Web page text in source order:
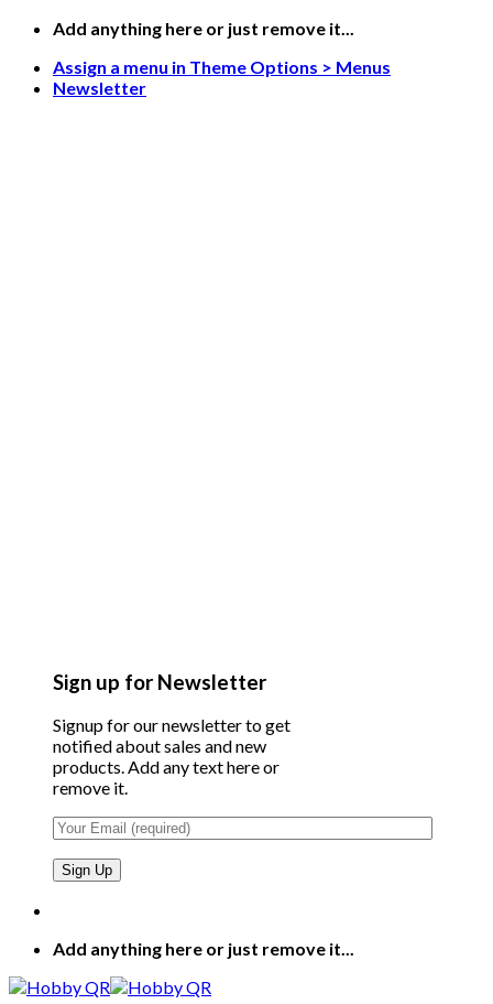
Skip
content
Add anything here or just remove it...
Assign a menu in Theme Options > Menus
Newsletter
Sign up for Newsletter
Signup for our newsletter to get
notified about sales and new
products. Add any text here or
remove it.
Add anything here or just remove it...